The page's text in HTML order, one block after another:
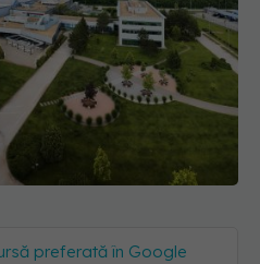
preferată în Google